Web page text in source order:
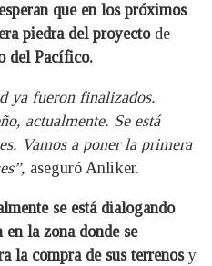
que en los próximos
piedra del proyectode
del Pacífico.
ya fueron finalizados.
actualmente. Se está
Vamos a poner la primera
aseguró Anliker.
se está dialogando
la zona donde se
la compra de sus terrenosy